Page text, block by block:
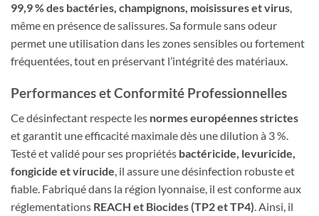
99,9 % des bactéries, champignons, moisissures et virus,
même en présence de salissures. Sa formule sans odeur
permet une utilisation dans les zones sensibles ou fortement
fréquentées, tout en préservant l’intégrité des matériaux.
Performances et Conformité Professionnelles
Ce désinfectant respecte les normes européennes strictes
et garantit une efficacité maximale dès une dilution à 3 %.
Testé et validé pour ses propriétés bactéricide, levuricide,
fongicide et virucide , il assure une désinfection robuste et
fiable. Fabriqué dans la région lyonnaise, il est conforme aux
réglementations REACH et Biocides (TP2 et TP4) . Ainsi, il